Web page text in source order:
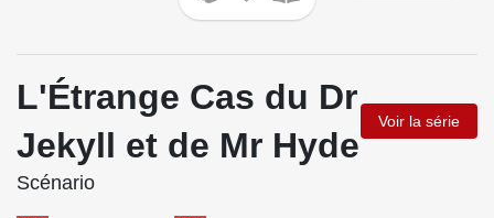
L'Étrange Cas du Dr
Jekyll et de Mr Hyde
Voir la série
Scénario